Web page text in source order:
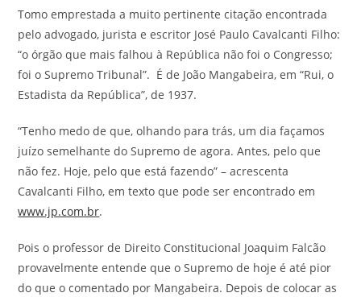
Tomo emprestada a muito pertinente citação encontrada
pelo advogado, jurista e escritor José Paulo Cavalcanti Filho:
“o órgão que mais falhou à República não foi o Congresso;
foi o Supremo Tribunal”. É de João Mangabeira, em “Rui, o
Estadista da República”, de 1937.
“Tenho medo de que, olhando para trás, um dia façamos
juízo semelhante do Supremo de agora. Antes, pelo que
não fez. Hoje, pelo que está fazendo” – acrescenta
Cavalcanti Filho, em texto que pode ser encontrado em
www.jp.com.br.
Pois o professor de Direito Constitucional Joaquim Falcão
provavelmente entende que o Supremo de hoje é até pior
do que o comentado por Mangabeira. Depois de colocar as